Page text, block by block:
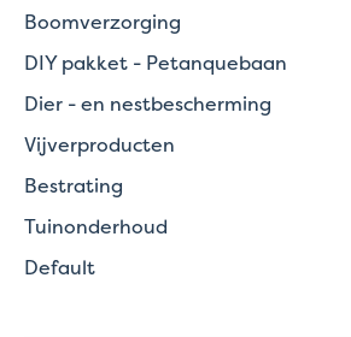
Boomverzorging
DIY pakket - Petanquebaan
Dier - en nestbescherming
Vijverproducten
Bestrating
Tuinonderhoud
Default